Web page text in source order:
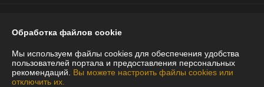
Полная версия сайта
Обработка файлов cookie
Мы используем файлы cookies для обеспечения удобства
пользователей портала и предоставления персональных
рекомендаций. Вы можете настроить файлы cookies или
отключить их.